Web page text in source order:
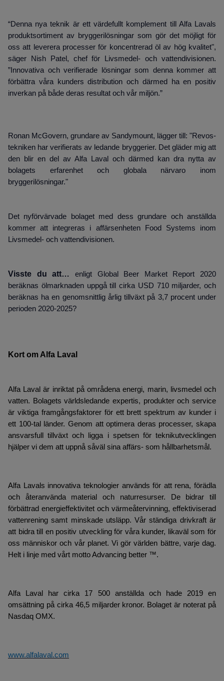
“Denna nya teknik är ett värdefullt komplement till Alfa Lavals
produktsortiment av bryggerilösningar som gör det möjligt för
oss att leverera processer för koncentrerad öl av hög kvalitet",
säger Nish Patel, chef för Livsmedel- och vattendivisionen.
”Innovativa och verifierade lösningar som denna kommer att
förbättra våra kunders distribution och därmed ha en positiv
inverkan på både deras resultat och vår miljön.”
Ronan McGovern, grundare av Sandymount, lägger till: "Revos-
tekniken har verifierats av ledande bryggerier. Det gläder mig att
den blir en del av Alfa Laval och därmed kan dra nytta av
bolagets erfarenhet och globala närvaro inom
bryggerilösningar."
Det nyförvärvade bolaget med dess grundare och anställda
kommer att integreras i affärsenheten Food Systems inom
Livsmedel- och vattendivisionen.
Visste du att…
enligt Global Beer Market Report 2020
beräknas ölmarknaden uppgå till cirka USD 710 miljarder, och
beräknas ha en genomsnittlig årlig tillväxt på 3,7 procent under
perioden 2020-2025?
Kort om Alfa Laval
Alfa Laval är inriktat på områdena energi, marin, livsmedel och
vatten. Bolagets världsledande expertis, produkter och service
är viktiga framgångsfaktorer för ett brett spektrum av kunder i
ett 100-tal länder. Genom att optimera deras processer, skapa
ansvarsfull tillväxt och ligga i spetsen för teknikutvecklingen
hjälper vi dem att uppnå såväl sina affärs- som hållbarhetsmål.
Alfa Lavals innovativa teknologier används för att rena, förädla
och återanvända material och naturresurser. De bidrar till
förbättrad energieffektivitet och värmeåtervinning, effektiviserad
vattenrening samt minskade utsläpp. Vår ständiga drivkraft är
att bidra till en positiv utveckling för våra kunder, likaväl som för
oss människor och vår planet. Vi gör världen bättre, varje dag.
Helt i linje med vårt motto Advancing better ™.
Alfa Laval har cirka 17 500 anställda och hade 2019 en
omsättning på cirka 46,5 miljarder kronor. Bolaget är noterat på
Nasdaq OMX.
www.alfalaval.com